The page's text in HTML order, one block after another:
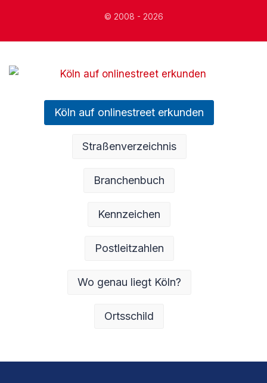
© 2008 - 2026
Köln auf onlinestreet erkunden
Straßenverzeichnis
Branchenbuch
Kennzeichen
Postleitzahlen
Wo genau liegt Köln?
Ortsschild